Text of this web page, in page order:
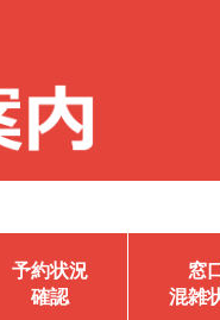
予約状況
確認
窓口
混雑